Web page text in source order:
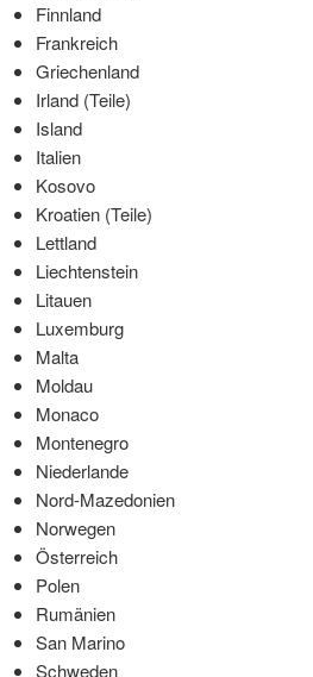
Finnland
Frankreich
Griechenland
Irland (Teile)
Island
Italien
Kosovo
Kroatien (Teile)
Lettland
Liechtenstein
Litauen
Luxemburg
Malta
Moldau
Monaco
Montenegro
Niederlande
Nord-Mazedonien
Norwegen
Österreich
Polen
Rumänien
San Marino
Schweden